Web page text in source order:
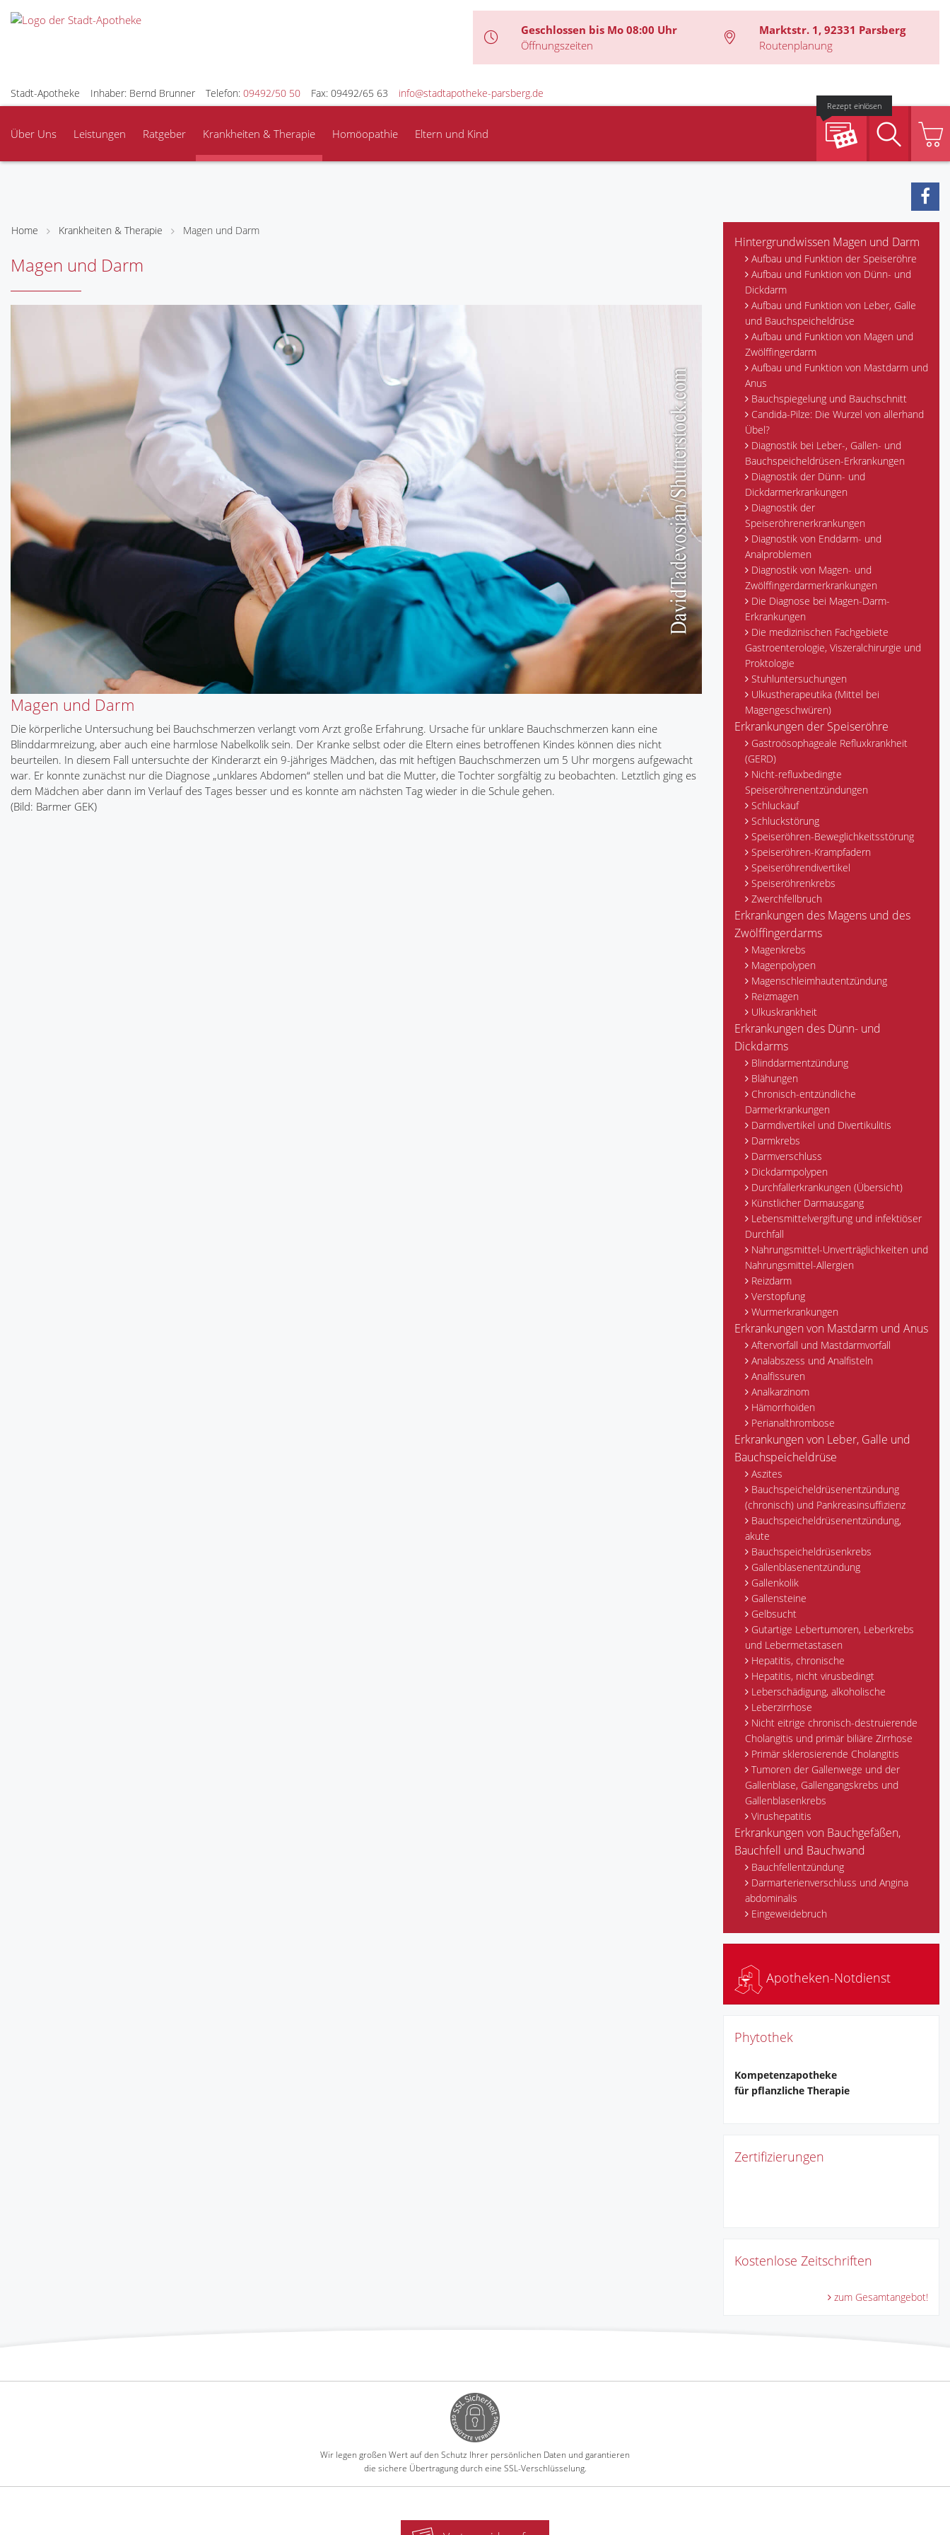
Geschlossen bis Mo 08:00 Uhr
Öffnungszeiten
Marktstr. 1, 92331 Parsberg
Routenplanung
Stadt-Apotheke Inhaber: Bernd Brunner Telefon: 09492/50 50 Fax: 09492/65 63 info@stadtapotheke-parsberg.de
Über Uns Leistungen Ratgeber Krankheiten & Therapie Homöopathie Eltern und Kind
Rezept einlösen
Suche
Home Krankheiten & Therapie Magen und Darm
Magen und Darm
Magen und Darm
Die körperliche Untersuchung bei Bauchschmerzen verlangt vom Arzt große Erfahrung. Ursache für unklare Bauchschmerzen kann eine
Blinddarmreizung, aber auch eine harmlose Nabelkolik sein. Der Kranke selbst oder die Eltern eines betroffenen Kindes können dies nicht
beurteilen. In diesem Fall untersuchte der Kinderarzt ein 9-jähriges Mädchen, das mit heftigen Bauchschmerzen um 5 Uhr morgens aufgewacht
war. Er konnte zunächst nur die Diagnose „unklares Abdomen“ stellen und bat die Mutter, die Tochter sorgfältig zu beobachten. Letztlich ging es
dem Mädchen aber dann im Verlauf des Tages besser und es konnte am nächsten Tag wieder in die Schule gehen.
(Bild: Barmer GEK)
Hintergrundwissen Magen und Darm
Aufbau und Funktion der Speiseröhre
Aufbau und Funktion von Dünn- und
Dickdarm
Aufbau und Funktion von Leber, Galle
und Bauchspeicheldrüse
Aufbau und Funktion von Magen und
Zwölffingerdarm
Aufbau und Funktion von Mastdarm und
Anus
Bauchspiegelung und Bauchschnitt
Candida-Pilze: Die Wurzel von allerhand
Übel?
Diagnostik bei Leber-, Gallen- und
Bauchspeicheldrüsen-Erkrankungen
Diagnostik der Dünn- und
Dickdarmerkrankungen
Diagnostik der
Speiseröhrenerkrankungen
Diagnostik von Enddarm- und
Analproblemen
Diagnostik von Magen- und
Zwölffingerdarmerkrankungen
Die Diagnose bei Magen-Darm-
Erkrankungen
Die medizinischen Fachgebiete
Gastroenterologie, Viszeralchirurgie und
Proktologie
Stuhluntersuchungen
Ulkustherapeutika (Mittel bei
Magengeschwüren)
Erkrankungen der Speiseröhre
Gastroösophageale Refluxkrankheit
(GERD)
Nicht-refluxbedingte
Speiseröhrenentzündungen
Schluckauf
Schluckstörung
Speiseröhren-Beweglichkeitsstörung
Speiseröhren-Krampfadern
Speiseröhrendivertikel
Speiseröhrenkrebs
Zwerchfellbruch
Erkrankungen des Magens und des
Zwölffingerdarms
Magenkrebs
Magenpolypen
Magenschleimhautentzündung
Reizmagen
Ulkuskrankheit
Erkrankungen des Dünn- und
Dickdarms
Blinddarmentzündung
Blähungen
Chronisch-entzündliche
Darmerkrankungen
Darmdivertikel und Divertikulitis
Darmkrebs
Darmverschluss
Dickdarmpolypen
Durchfallerkrankungen (Übersicht)
Künstlicher Darmausgang
Lebensmittelvergiftung und infektiöser
Durchfall
Nahrungsmittel-Unverträglichkeiten und
Nahrungsmittel-Allergien
Reizdarm
Verstopfung
Wurmerkrankungen
Erkrankungen von Mastdarm und Anus
Aftervorfall und Mastdarmvorfall
Analabszess und Analfisteln
Analfissuren
Analkarzinom
Hämorrhoiden
Perianalthrombose
Erkrankungen von Leber, Galle und
Bauchspeicheldrüse
Aszites
Bauchspeicheldrüsenentzündung
(chronisch) und Pankreasinsuffizienz
Bauchspeicheldrüsenentzündung,
akute
Bauchspeicheldrüsenkrebs
Gallenblasenentzündung
Gallenkolik
Gallensteine
Gelbsucht
Gutartige Lebertumoren, Leberkrebs
und Lebermetastasen
Hepatitis, chronische
Hepatitis, nicht virusbedingt
Leberschädigung, alkoholische
Leberzirrhose
Nicht eitrige chronisch-destruierende
Cholangitis und primär biliäre Zirrhose
Primär sklerosierende Cholangitis
Tumoren der Gallenwege und der
Gallenblase, Gallengangskrebs und
Gallenblasenkrebs
Virushepatitis
Erkrankungen von Bauchgefäßen,
Bauchfell und Bauchwand
Bauchfellentzündung
Darmarterienverschluss und Angina
abdominalis
Eingeweidebruch
Apotheken-Notdienst
Phytothek
Kompetenzapotheke
für pflanzliche Therapie
Zertifizierungen
Kostenlose Zeitschriften
zum Gesamtangebot!
Wir legen großen Wert auf den Schutz Ihrer persönlichen Daten und garantieren
die sichere Übertragung durch eine SSL-Verschlüsselung.